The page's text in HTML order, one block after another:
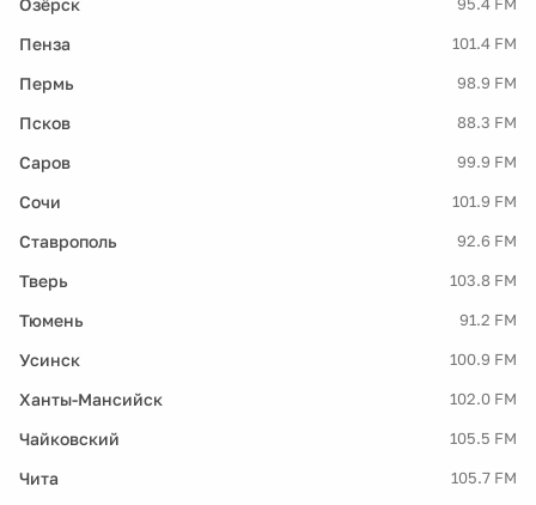
95.4 FM
Пенза 101.4 FM
Пермь 98.9 FM
Псков 88.3 FM
Саров 99.9 FM
Сочи 101.9 FM
Ставрополь 92.6 FM
Тверь 103.8 FM
Тюмень 91.2 FM
Усинск 100.9 FM
Ханты-Мансийск 102.0 FM
Чайковский 105.5 FM
Чита 105.7 FM